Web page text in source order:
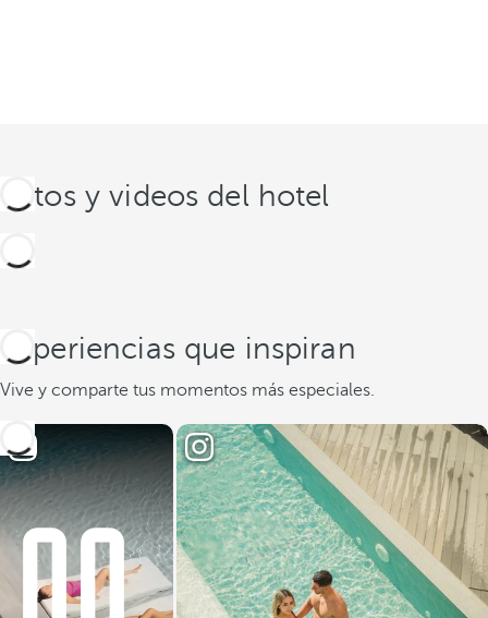
Fotos y videos del hotel
Experiencias que inspiran
Vive y comparte tus momentos más especiales.